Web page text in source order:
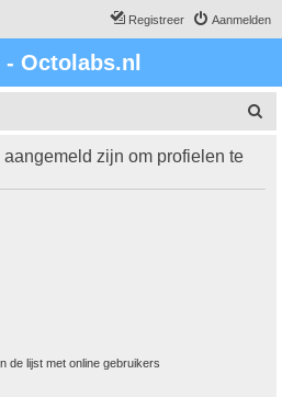
Aanmelden
Registreer
Octolabs.nl
k
zijn om profielen te
de lijst met online gebruikers